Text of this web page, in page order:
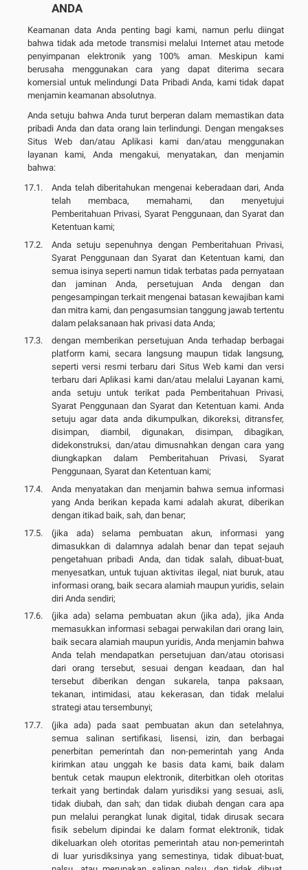
ANDA
Keamanan data Anda penting bagi kami, namun perlu diingat
bahwa tidak ada metode transmisi melalui Internet atau metode
penyimpanan elektronik yang 100% aman. Meskipun kami
berusaha menggunakan cara yang dapat diterima secara
komersial untuk melindungi Data Pribadi Anda, kami tidak dapat
menjamin keamanan absolutnya.
Anda setuju bahwa Anda turut berperan dalam memastikan data
pribadi Anda dan data orang lain terlindungi. Dengan mengakses
Situs Web dan/atau Aplikasi kami dan/atau menggunakan
layanan kami, Anda mengakui, menyatakan, dan menjamin
bahwa:
Anda telah diberitahukan mengenai keberadaan dari, Anda
telah membaca, memahami, dan menyetujui
Pemberitahuan Privasi, Syarat Penggunaan, dan Syarat dan
Ketentuan kami;
Anda setuju sepenuhnya dengan Pemberitahuan Privasi,
Syarat Penggunaan dan Syarat dan Ketentuan kami, dan
semua isinya seperti namun tidak terbatas pada pernyataan
dan jaminan Anda, persetujuan Anda dengan dan
pengesampingan terkait mengenai batasan kewajiban kami
dan mitra kami, dan pengasumsian tanggung jawab tertentu
dalam pelaksanaan hak privasi data Anda;
dengan memberikan persetujuan Anda terhadap berbagai
platform kami, secara langsung maupun tidak langsung,
seperti versi resmi terbaru dari Situs Web kami dan versi
terbaru dari Aplikasi kami dan/atau melalui Layanan kami,
anda setuju untuk terikat pada Pemberitahuan Privasi,
Syarat Penggunaan dan Syarat dan Ketentuan kami. Anda
setuju agar data anda dikumpulkan, dikoreksi, ditransfer,
disimpan, diambil, digunakan, disimpan, dibagikan,
didekonstruksi, dan/atau dimusnahkan dengan cara yang
diungkapkan dalam Pemberitahuan Privasi, Syarat
Penggunaan, Syarat dan Ketentuan kami;
Anda menyatakan dan menjamin bahwa semua informasi
yang Anda berikan kepada kami adalah akurat, diberikan
dengan itikad baik, sah, dan benar;
(jika ada) selama pembuatan akun, informasi yang
dimasukkan di dalamnya adalah benar dan tepat sejauh
pengetahuan pribadi Anda, dan tidak salah, dibuat-buat,
menyesatkan, untuk tujuan aktivitas ilegal, niat buruk, atau
informasi orang, baik secara alamiah maupun yuridis, selain
diri Anda sendiri;
(jika ada) selama pembuatan akun (jika ada), jika Anda
memasukkan informasi sebagai perwakilan dari orang lain,
baik secara alamiah maupun yuridis, Anda menjamin bahwa
Anda telah mendapatkan persetujuan dan/atau otorisasi
dari orang tersebut, sesuai dengan keadaan, dan hal
tersebut diberikan dengan sukarela, tanpa paksaan,
tekanan, intimidasi, atau kekerasan, dan tidak melalui
strategi atau tersembunyi;
(jika ada) pada saat pembuatan akun dan setelahnya,
semua salinan sertifikasi, lisensi, izin, dan berbagai
penerbitan pemerintah dan non-pemerintah yang Anda
kirimkan atau unggah ke basis data kami, baik dalam
bentuk cetak maupun elektronik, diterbitkan oleh otoritas
terkait yang bertindak dalam yurisdiksi yang sesuai, asli,
tidak diubah, dan sah; dan tidak diubah dengan cara apa
pun melalui perangkat lunak digital, tidak dirusak secara
fisik sebelum dipindai ke dalam format elektronik, tidak
dikeluarkan oleh otoritas pemerintah atau non-pemerintah
di luar yurisdiksinya yang semestinya, tidak dibuat-buat,